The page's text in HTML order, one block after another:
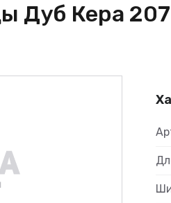
Дуб Кера